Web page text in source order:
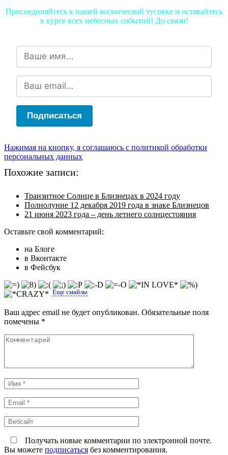
Присоединяйтесь к нашей космической тусовке и оставайтесь
в курсе всех небесных событий! До связи!
Подписаться
Нажимая на кнопку, я соглашаюсь с политикой обработки
персональных данных
Похожие записи:
Транзитное Солнце в Близнецах в 2024 году
Полнолуние 12 декабря 2019 года в знаке Близнецов
21 июня 2023 года – день летнего солнцестояния
Оставьте свой комментарий:
на Блоге
в Вконтакте
в Фейсбук
Еще смайлы
Ваш адрес email не будет опубликован. Обязательные поля
помечены *
Комментарий
Имя
*
Email
*
Вебсайт
Получать новые комментарии по электронной почте.
Вы можете подписаться без комментирования.